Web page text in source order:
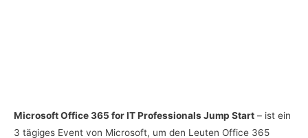
Microsoft Office 365 for IT Professionals Jump Start – ist ein
3 tägiges Event von Microsoft, um den Leuten Office 365